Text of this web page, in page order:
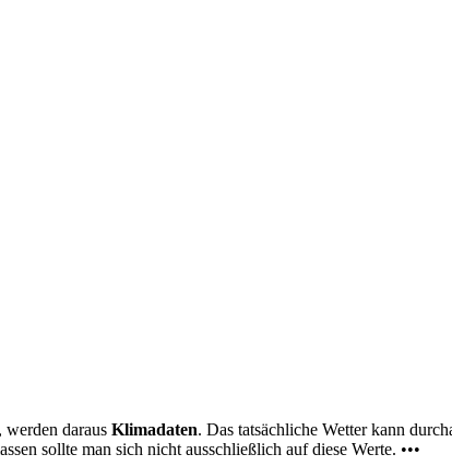
werden daraus Klimadaten. Das tatsächliche Wetter kann
sollte man sich nicht ausschließlich auf diese Werte. •••